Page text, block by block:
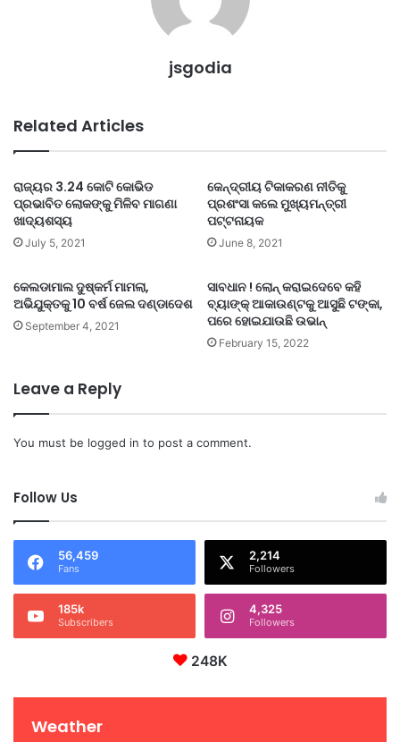
jsgodia
Related Articles
ରାଜ୍ୟର 3.24 କୋଟି କୋଭିଡ
ପ୍ରଭାବିତ ଲୋକଙ୍କୁ ମିଳିବ ମାଗଣା
ଖାଦ୍ୟଶସ୍ୟ
July 5, 2021
କେନ୍ଦ୍ରୀୟ ଟିକାକରଣ ନୀତିକୁ
ପ୍ରଶଂସା କଲେ ମୁଖ୍ୟମନ୍ତ୍ରୀ
ପଟ୍ଟନାୟକ
June 8, 2021
କେଲଡାମାଲ ଦୁଷ୍କର୍ମ ମାମଲା,
ଅଭିଯୁକ୍ତକୁ 10 ବର୍ଷ ଜେଲ ଦଣ୍ଡାଦେଶ
September 4, 2021
ସାବଧାନ ! ଲୋନ୍ କରାଇଦେବେ କହି
ବ୍ୟାଙ୍କ୍ ଆକାଉଣ୍ଟକୁ ଆସୁଛି ଟଙ୍କା,
ପରେ ହୋଇଯାଉଛି ଉଭାନ୍
February 15, 2022
Leave a Reply
You must be logged in to post a comment.
Follow Us
56,459
Fans
2,214
Followers
185k
Subscribers
4,325
Followers
248K
Weather